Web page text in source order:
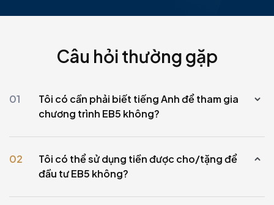
Câu hỏi thường gặp
01
Tôi có cần phải biết tiếng Anh để tham gia
chương trình EB5 không?
02
Tôi có thể sử dụng tiền được cho/tặng để
đầu tư EB5 không?